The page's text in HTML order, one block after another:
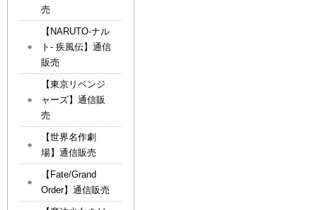
売
【NARUTO-ナル
ト- 疾風伝】通信
販売
【東京リベンジ
ャーズ】通信販
売
【世界名作劇
場】通信販売
【Fate/Grand
Order】通信販売